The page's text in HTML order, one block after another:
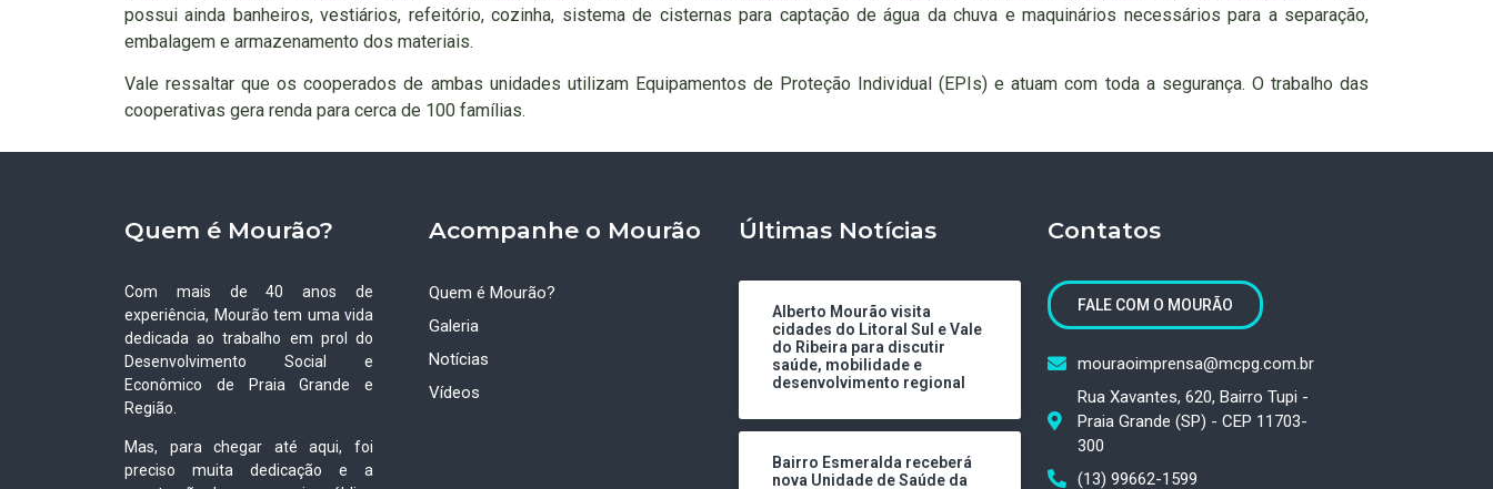
possui ainda banheiros, vestiários, refeitório, cozinha, sistema de cisternas para captação de água da chuva e maquinários necessários para a separação,
embalagem e armazenamento dos materiais.
Vale ressaltar que os cooperados de ambas unidades utilizam Equipamentos de Proteção Individual (EPIs) e atuam com toda a segurança. O trabalho das
cooperativas gera renda para cerca de 100 famílias.
Quem é Mourão?
Com mais de 40 anos de
experiência, Mourão tem uma vida
dedicada ao trabalho em prol do
Desenvolvimento Social e
Econômico de Praia Grande e
Região.
Mas, para chegar até aqui, foi
preciso muita dedicação e a
Acompanhe o Mourão
Quem é Mourão?
Galeria
Notícias
Vídeos
Últimas Notícias
Alberto Mourão visita
cidades do Litoral Sul e Vale
do Ribeira para discutir
saúde, mobilidade e
desenvolvimento regional
Bairro Esmeralda receberá
nova Unidade de Saúde da
Contatos
FALE COM O MOURÃO
mouraoimprensa@mcpg.com.br
Rua Xavantes, 620, Bairro Tupi -
Praia Grande (SP) - CEP 11703-
300
(13) 99662-1599